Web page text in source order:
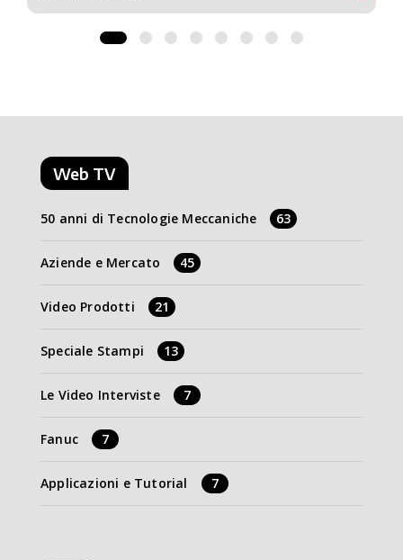
Web TV
50 anni di Tecnologie Meccaniche 63
Aziende e Mercato 45
Video Prodotti 21
Speciale Stampi 13
Le Video Interviste 7
Fanuc 7
Applicazioni e Tutorial 7